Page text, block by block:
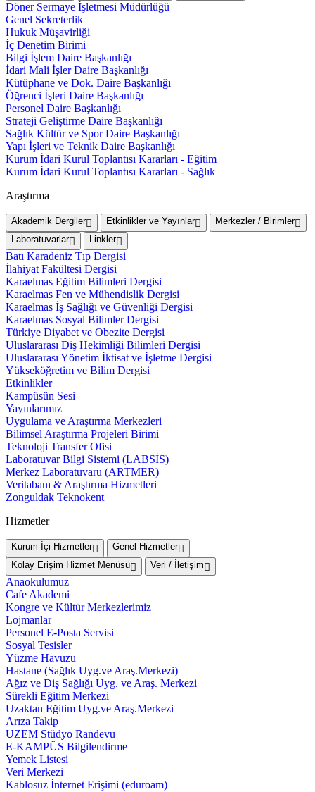
Döner Sermaye İşletmesi Müdürlüğü
Genel Sekreterlik
Hukuk Müşavirliği
İç Denetim Birimi
Bilgi İşlem Daire Başkanlığı
İdari Mali İşler Daire Başkanlığı
Kütüphane ve Dok. Daire Başkanlığı
Öğrenci İşleri Daire Başkanlığı
Personel Daire Başkanlığı
Strateji Geliştirme Daire Başkanlığı
Sağlık Kültür ve Spor Daire Başkanlığı
Yapı İşleri ve Teknik Daire Başkanlığı
Kurum İdari Kurul Toplantısı Kararları - Eğitim
Kurum İdari Kurul Toplantısı Kararları - Sağlık
Araştırma
Akademik Dergiler Etkinlikler ve Yayınlar
Merkezler / Birimler
Laboratuvarlar
Linkler
Batı Karadeniz Tıp Dergisi
İlahiyat Fakültesi Dergisi
Karaelmas Eğitim Bilimleri Dergisi
Karaelmas Fen ve Mühendislik Dergisi
Karaelmas İş Sağlığı ve Güvenliği Dergisi
Karaelmas Sosyal Bilimler Dergisi
Türkiye Diyabet ve Obezite Dergisi
Uluslararası Diş Hekimliği Bilimleri Dergisi
Uluslararası Yönetim İktisat ve İşletme Dergisi
Yükseköğretim ve Bilim Dergisi
Etkinlikler
Kampüsün Sesi
Yayınlarımız
Uygulama ve Araştırma Merkezleri
Bilimsel Araştırma Projeleri Birimi
Teknoloji Transfer Ofisi
Laboratuvar Bilgi Sistemi (LABSİS)
Merkez Laboratuvaru (ARTMER)
Veritabanı & Araştırma Hizmetleri
Zonguldak Teknokent
Hizmetler
Kurum İçi Hizmetler
Genel Hizmetler
Kolay Erişim Hizmet Menüsü
Veri / İletişim
Anaokulumuz
Cafe Akademi
Kongre ve Kültür Merkezlerimiz
Lojmanlar
Personel E-Posta Servisi
Sosyal Tesisler
Yüzme Havuzu
Hastane (Sağlık Uyg.ve Araş.Merkezi)
Ağız ve Diş Sağlığı Uyg. ve Araş. Merkezi
Sürekli Eğitim Merkezi
Uzaktan Eğitim Uyg.ve Araş.Merkezi
Arıza Takip
UZEM Stüdyo Randevu
E-KAMPÜS Bilgilendirme
Yemek Listesi
Veri Merkezi
Kablosuz İnternet Erişimi (eduroam)